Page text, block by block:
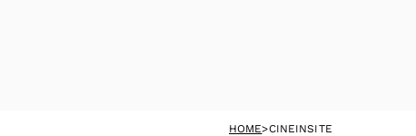
HOME>CINEINSITE